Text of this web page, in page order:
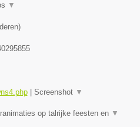
▼
)
| Screenshot ▼
op talrijke feesten en ▼